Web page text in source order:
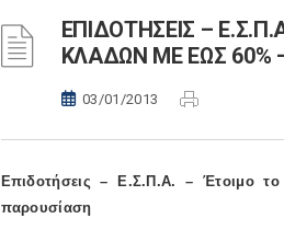
ΕΠΙΔΟΤΗΣΕΙΣ –
ΚΛΑΔΩΝ ΜΕ ΕΩΣ 60%
03/01/2013
Επιδοτήσεις – Ε.Σ.Π.Α. – Έτοιμο
παρουσίαση